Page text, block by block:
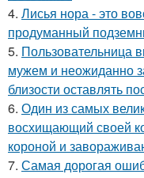
4. Лисья нора - это
продуманный
5. Пользовательница
мужем и неожиданно
близости оставлять
6. Один из самых
восхищающий своей
короной и
7. Самая дорогая